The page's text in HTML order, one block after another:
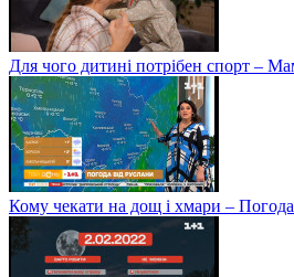
Для чого дитині потрібен спорт –
Кому чекати на дощ і хмари –